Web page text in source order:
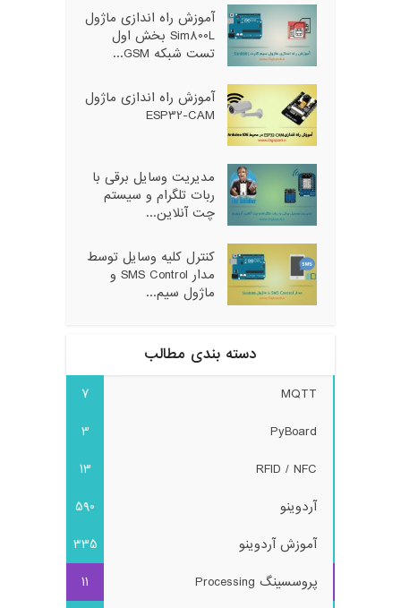
آموزش راه اندازی ماژول
Sim800L بخش اول
تست شبکه GSM...
آموزش راه اندازی ماژول
ESP32-CAM
مدیریت وسایل برقی با
ربات تلگرام و سیستم
چت آنلاین...
کنترل کلیه وسایل توسط
مدار SMS Control و
ماژول سیم...
دسته بندی مطالب
MQTT
7
PyBoard
3
RFID / NFC
13
آردوینو
590
آموزش آردوینو
335
پروسسینگ Processing
11